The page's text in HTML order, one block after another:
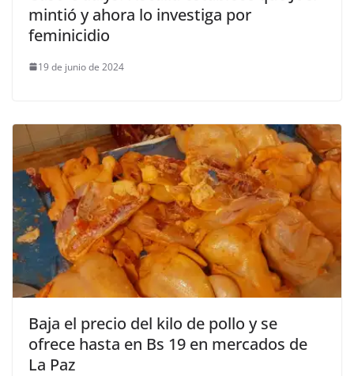
mintió y ahora lo investiga por
feminicidio
19 de junio de 2024
Baja el precio del kilo de pollo y se
ofrece hasta en Bs 19 en mercados de
La Paz